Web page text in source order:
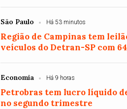
São Paulo Há 53 minutos
Região de Campinas tem
veículos do Detran-SP com
Economia Há 9 horas
Petrobras tem lucro líquido
no segundo trimestre